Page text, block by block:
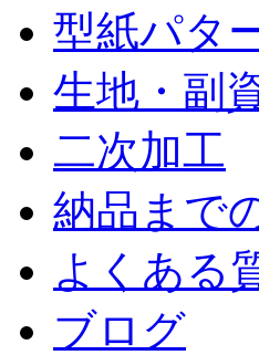
型紙パタ
生地・副
二次加工
納品まで
よくある
ブログ